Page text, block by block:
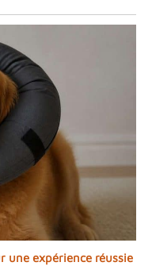
une expérience réussie